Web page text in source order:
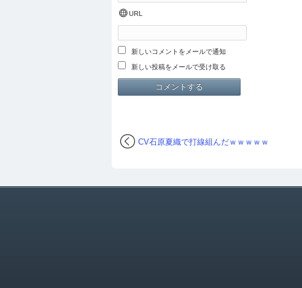
URL
新しいコメントをメールで通知
新しい投稿をメールで受け取る
CV石原夏織で打線組んだｗｗｗｗｗ